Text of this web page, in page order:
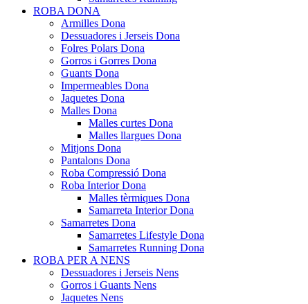
ROBA DONA
Armilles Dona
Dessuadores i Jerseis Dona
Folres Polars Dona
Gorros i Gorres Dona
Guants Dona
Impermeables Dona
Jaquetes Dona
Malles Dona
Malles curtes Dona
Malles llargues Dona
Mitjons Dona
Pantalons Dona
Roba Compressió Dona
Roba Interior Dona
Malles tèrmiques Dona
Samarreta Interior Dona
Samarretes Dona
Samarretes Lifestyle Dona
Samarretes Running Dona
ROBA PER A NENS
Dessuadores i Jerseis Nens
Gorros i Guants Nens
Jaquetes Nens